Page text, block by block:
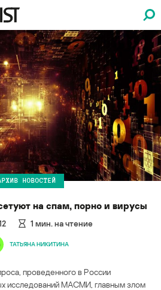
НОВОСТЕЙ
на спам, порно и вирусы
1 мин. на чтение
ТАТЬЯНА НИКИТИНА
проведенного в России
исследований МАСМИ, главным злом